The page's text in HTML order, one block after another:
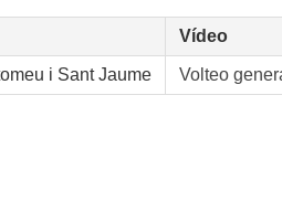
Vídeo
i Sant Jaume Volteo